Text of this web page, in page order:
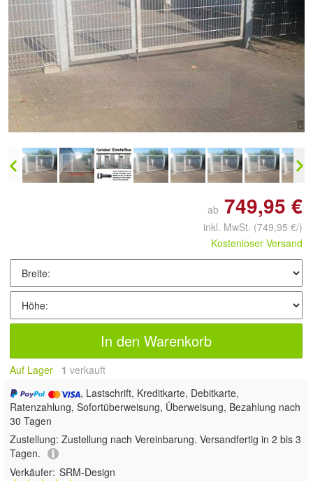
Doppelt antippen zum
vergrößern
ab 749,95 €
inkl. MwSt. (749,95 €/)
Kostenloser Versand
In den Warenkorb
Auf Lager 1 verkauft
, Lastschrift, Kreditkarte, Debitkarte,
Ratenzahlung, Sofortüberweisung, Überweisung, Bezahlung nach
30 Tagen
Zustellung: Zustellung nach Vereinbarung. Versandfertig in 2 bis 3
Tagen.
Verkäufer: SRM-Design